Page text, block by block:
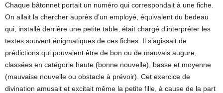
Chaque bâtonnet portait un numéro qui correspondait à une fiche.
On allait la chercher auprès d’un employé, équivalent du bedeau
qui, installé derrière une petite table, était chargé d’interpréter les
textes souvent énigmatiques de ces fiches. Il s’agissait de
prédictions qui pouvaient être de bon ou de mauvais augure,
classées en catégorie haute (bonne nouvelle), basse et moyenne
(mauvaise nouvelle ou obstacle à prévoir). Cet exercice de
divination amusait et excitait même la petite fille, à cause de la part